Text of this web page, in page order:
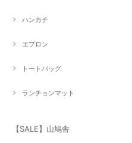
ハンカチ
エプロン
トートバッグ
ランチョンマット
【SALE】山鳩舎